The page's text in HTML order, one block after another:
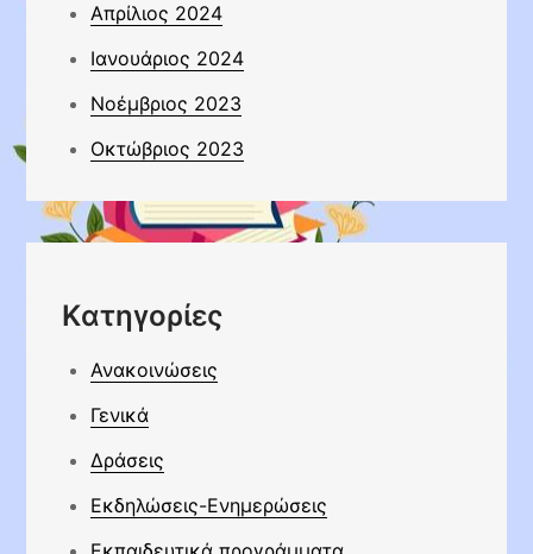
Απρίλιος 2024
Ιανουάριος 2024
Νοέμβριος 2023
Οκτώβριος 2023
Kατηγορίες
Ανακοινώσεις
Γενικά
Δράσεις
Εκδηλώσεις-Ενημερώσεις